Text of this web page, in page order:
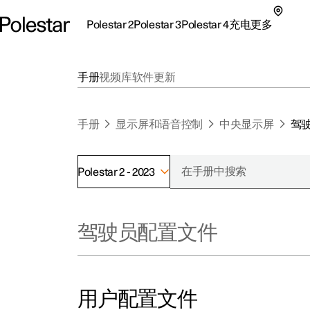
Polestar 2Polestar 3Polestar 4充电更多
探索Polestar 2
联系我们
极星官方二手车
探索Polestar 3
探索Polestar 4
探索充电
公共充电
车主服务
新
手册视频库软件更新
手册 显示屏和语音控制 中央显示屏 驾
Polestar 2 - 2023
驾驶员配置文件
用户配置文件